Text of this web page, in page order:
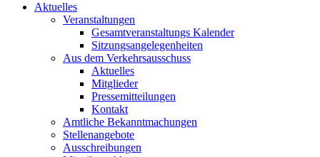
Aktuelles
Veranstaltungen
Gesamtveranstaltungs Kalender
Sitzungsangelegenheiten
Aus dem Verkehrsausschuss
Aktuelles
Mitglieder
Pressemitteilungen
Kontakt
Amtliche Bekanntmachungen
Stellenangebote
Ausschreibungen